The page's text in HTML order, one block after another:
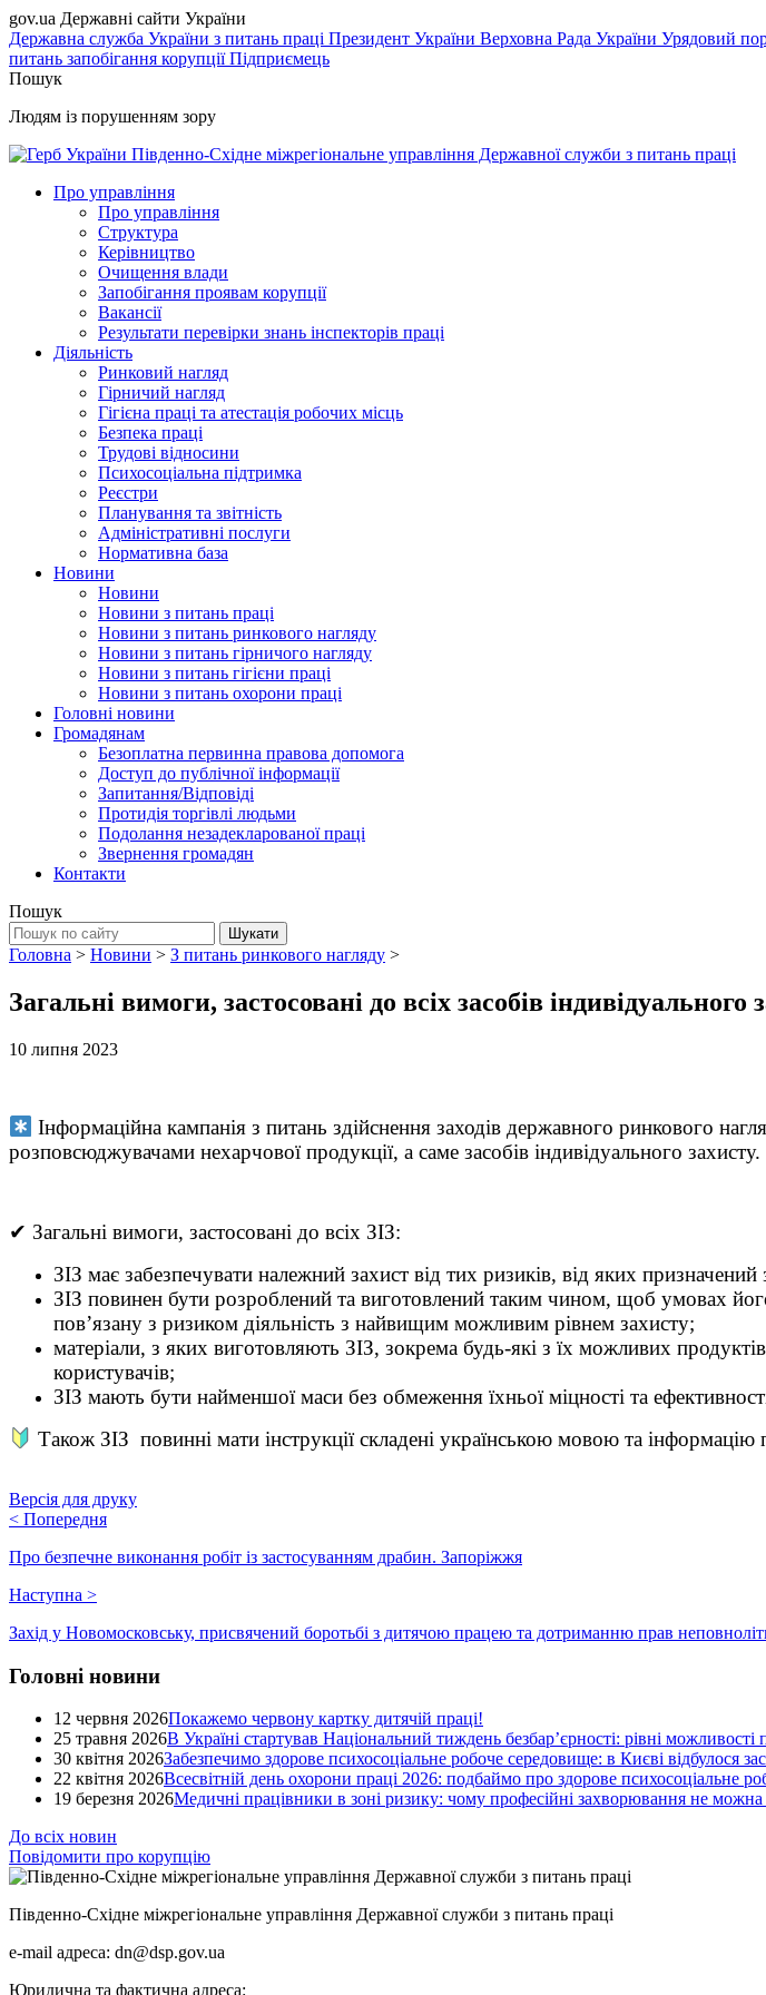
gov.ua Державні сайти України
Державна служба України з питань праці Президент України Верховна Рада України Урядовий
питань запобігання корупціїПідприємець
Пошук
Людям із порушенням зору
Південно-Східне міжрегіональне управління Державної служби з питань праці
Про управління
Про управління
Структура
Керівництво
Очищення влади
Запобігання проявам корупції
Вакансії
Результати перевірки знань інспекторів праці
Діяльність
Ринковий нагляд
Гірничий нагляд
Гігієна праці та атестація робочих місць
Безпека праці
Трудові відносини
Психосоціальна підтримка
Реєстри
Планування та звітність
Адміністративні послуги
Нормативна база
Новини
Новини
Новини з питань праці
Новини з питань ринкового нагляду
Новини з питань гірничого нагляду
Новини з питань гігієни праці
Новини з питань охорони праці
Головні новини
Громадянам
Безоплатна первинна правова допомога
Доступ до публічної інформації
Запитання/Відповіді
Протидія торгівлі людьми
Подолання незадекларованої праці
Звернення громадян
Контакти
Пошук
Головна > Новини > З питань ринкового нагляду >
Загальні вимоги, застосовані до всіх засобів індивідуального
10 липня 2023
Інформаційна кампанія з питань здійснення заходів державного ринкового
розповсюджувачами нехарчової продукції, а саме засобів індивідуального захисту.
✔ Загальні вимоги, застосовані до всіх ЗІЗ:
ЗІЗ має забезпечувати належний захист від тих ризиків, від яких
ЗІЗ повинен бути розроблений та виготовлений таким чином, щоб умовах
пов’язану з ризиком діяльність з найвищим можливим рівнем захисту;
матеріали, з яких виготовляють ЗІЗ, зокрема будь-які з їх можливих
користувачів;
ЗІЗ мають бути найменшої маси без обмеження їхньої міцності та
Також ЗІЗ повинні мати інструкції складені українською мовою та
Версія для друку
< Попередня
Про безпечне виконання робіт із застосуванням драбин. Запоріжжя
Наступна >
Захід у Новомосковську, присвячений боротьбі з дитячою працею та дотриманню прав
Головні новини
12 червня 2026Покажемо червону картку дитячій праці!
25 травня 2026В Україні стартував Національний тиждень безбар’єрності: рівні
30 квітня 2026Забезпечимо здорове психосоціальне робоче середовище: в Києві відбулося
22 квітня 2026Всесвітній день охорони праці 2026: подбаймо про здорове психосоціальне
19 березня 2026Медичні працівники в зоні ризику: чому професійні захворювання не
До всіх новин
Повідомити про корупцію
Південно-Східне міжрегіональне управління Державної служби з питань праці
e-mail адреса: dn@dsp.gov.ua
Юридична та фактична адреса: